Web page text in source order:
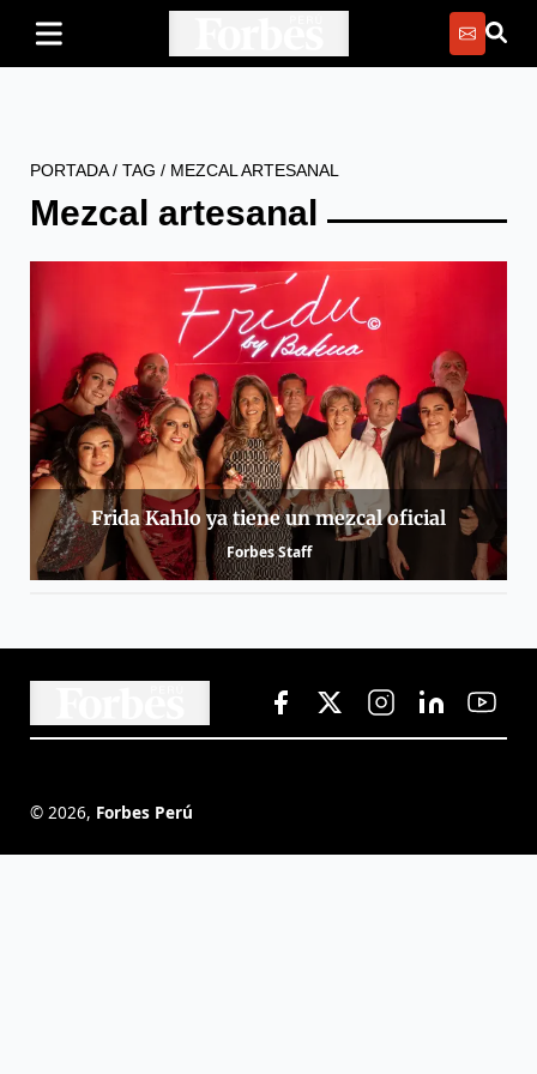
PORTADA/ TAG / MEZCAL ARTESANAL
Mezcal artesanal
Frida Kahlo ya tiene un mezcal oficial
Forbes Staff
© 2026, Forbes Perú